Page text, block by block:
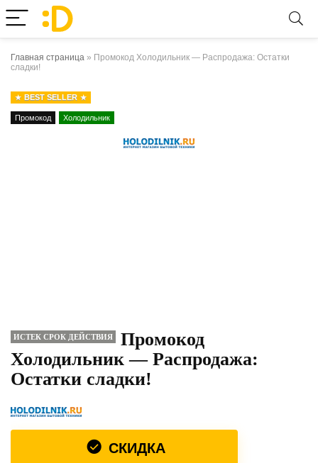
Главная страница » Промокод Холодильник — Распродажа: Остатки
сладки!
BEST SELLER
Промокод Холодильник
ИСТЕК СРОК ДЕЙСТВИЯ
Промокод
Холодильник — Распродажа:
Остатки сладки!
СКИДКА